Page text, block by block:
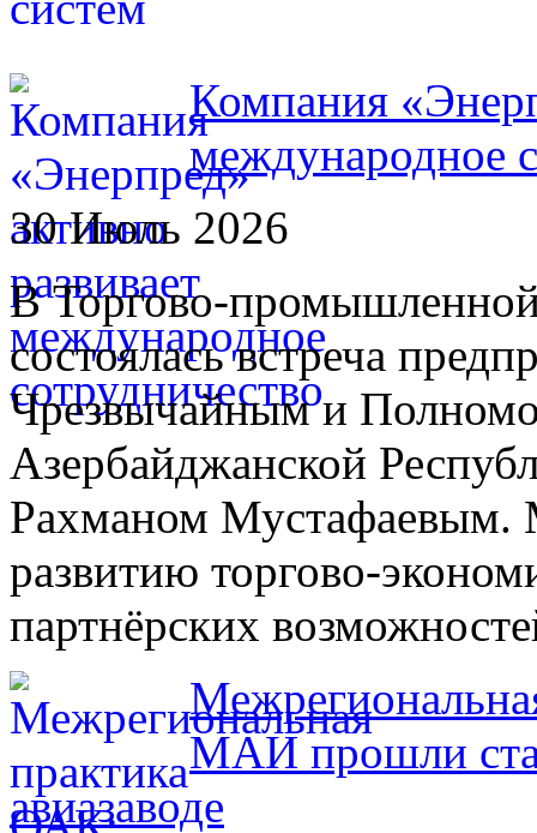
Компания
международное
30 Июль 2026
В Торгово-
состоялась встреча
Чрезвычайным и
Азербайджанской
Рахманом Мустафаевым.
развитию торгово-
партнёрских
МАИ прошли
авиазаводе